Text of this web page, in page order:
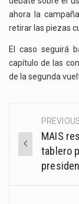
ahora la
retirar las piezas
El caso seguirá
capítulo de las
de la segunda
PostMAIS
tablero